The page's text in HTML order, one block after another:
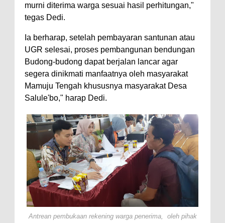
murni diterima warga sesuai hasil perhitungan,"
tegas Dedi.
Ia berharap, setelah pembayaran santunan atau
UGR selesai, proses pembangunan bendungan
Budong-budong dapat berjalan lancar agar
segera dinikmati manfaatnya oleh masyarakat
Mamuju Tengah khususnya masyarakat Desa
Salule'bo," harap Dedi.
Antrean pembukaan rekening warga penerima, oleh pihak